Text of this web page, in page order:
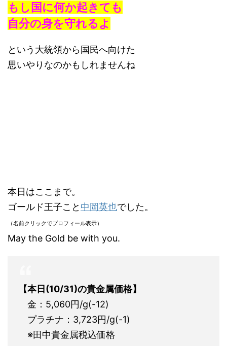
もし国に何か起きても
自分の身を守れるよ
という大統領から国民へ向けた
思いやりなのかもしれませんね
本日はここまで。
ゴールド王子こと 中岡英也でした。
（名前クリックでプロフィール表示）
May the Gold be with you.
【本日(10/31)の貴金属価格】
金：5,060円/g(-12)
プラチナ：3,723円/g(-1)
※田中貴金属税込価格